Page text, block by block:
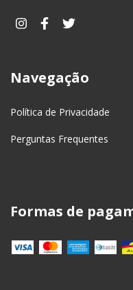
Navegação
Política de Privacidade
Perguntas Frequentes
Formas de